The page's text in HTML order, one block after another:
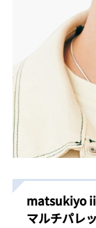
matsukiyo
マルチパレ